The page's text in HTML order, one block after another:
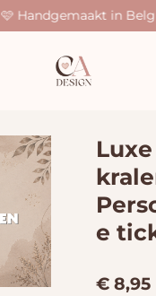
🩷 Handgemaakt in
Luxe
e
€ 8,95